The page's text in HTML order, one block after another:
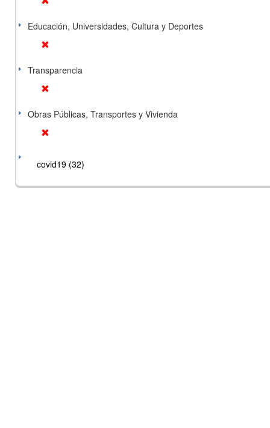
Educación, Universidades, Cultura y Deportes
Transparencia
Obras Públicas, Transportes y Vivienda
covid19 (32)